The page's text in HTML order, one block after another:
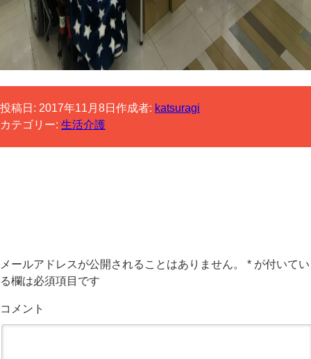
投稿日: 2017年11月8日 作成者: katsuragi
カテゴリー: 生活介護
メールアドレスが公開されることはありません。 * が付いてい
る欄は必須項目です
コメント